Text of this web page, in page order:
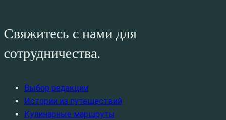
Свяжитесь с нами для
сотрудничества.
Выбор редакции
Истории из путешествий
Кулинарные маршруты